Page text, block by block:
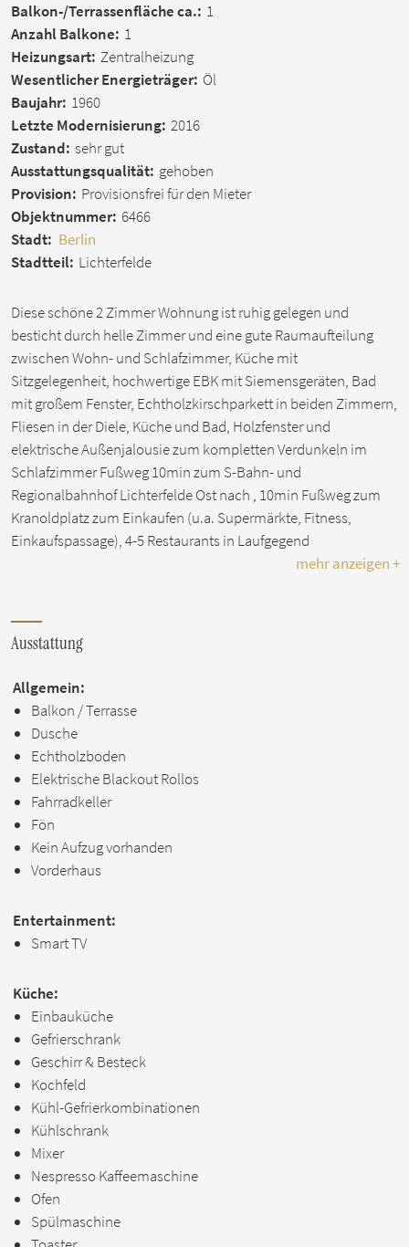
Balkon-/Terrassen­fläche ca.: 1
Anzahl Balkone: 1
Heizungsart: Zentralheizung
Wesentlicher Energieträger: Öl
Baujahr: 1960
Letzte Modernisierung: 2016
Zustand: sehr gut
Ausstattungsqualität: gehoben
Provision: Provisionsfrei für den Mieter
Objektnummer: 6466
Stadt: Berlin
Stadtteil: Lichterfelde
Diese schöne 2 Zimmer Wohnung ist ruhig gelegen und
besticht durch helle Zimmer und eine gute Raumaufteilung
zwischen Wohn- und Schlafzimmer, Küche mit
Sitzgelegenheit, hochwertige EBK mit Siemensgeräten, Bad
mit großem Fenster, Echtholzkirschparkett in beiden Zimmern,
Fliesen in der Diele, Küche und Bad, Holzfenster und
elektrische Außenjalousie zum kompletten Verdunkeln im
Schlafzimmer Fußweg 10min zum S-Bahn- und
Regionalbahnhof Lichterfelde Ost nach , 10min Fußweg zum
Kranoldplatz zum Einkaufen (u.a. Supermärkte, Fitness,
Einkaufspassage), 4-5 Restaurants in Laufgegend
mehr anzeigen +
Ausstattung
Allgemein:
Balkon / Terrasse
Dusche
Echtholzboden
Elektrische Blackout Rollos
Fahrradkeller
Fön
Kein Aufzug vorhanden
Vorderhaus
Entertainment:
Smart TV
Küche:
Einbauküche
Gefrierschrank
Geschirr & Besteck
Kochfeld
Kühl-Gefrierkombinationen
Kühlschrank
Mixer
Nespresso Kaffeemaschine
Ofen
Spülmaschine